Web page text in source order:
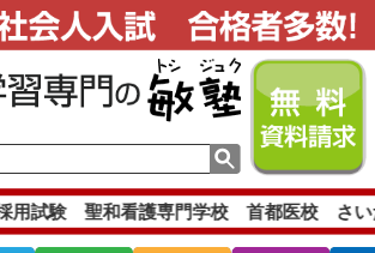
試験 聖和看護専門学校 首都医校 さい